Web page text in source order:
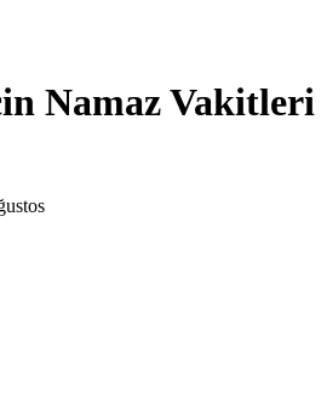
Namaz Vakitleri